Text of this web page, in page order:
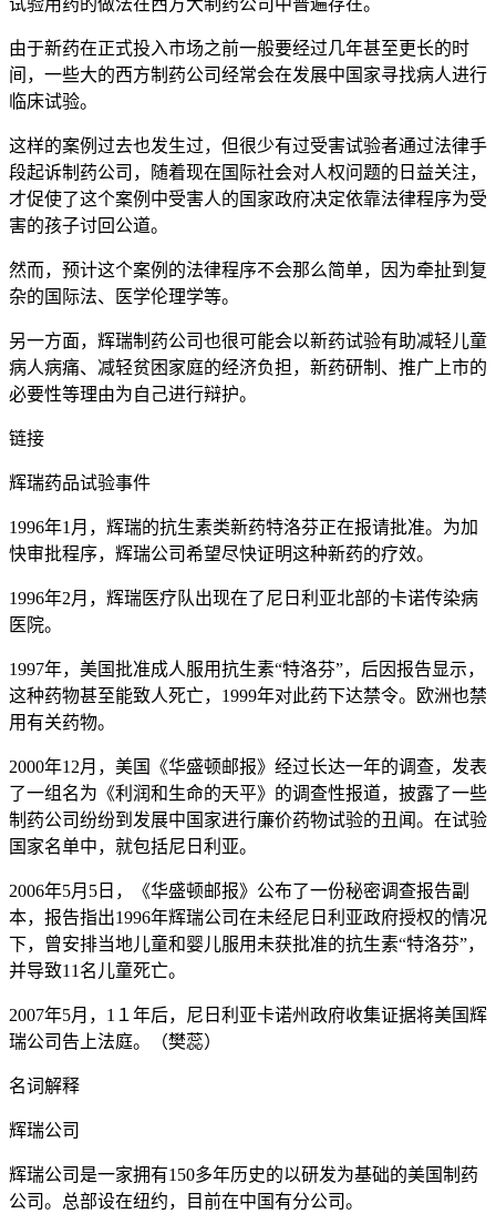
由于新药在正式投入市场之前一般要经过几年甚至更长的时
间，一些大的西方制药公司经常会在发展中国家寻找病人进行
临床试验。
这样的案例过去也发生过，但很少有过受害试验者通过法律手
段起诉制药公司，随着现在国际社会对人权问题的日益关注，
才促使了这个案例中受害人的国家政府决定依靠法律程序为受
害的孩子讨回公道。
然而，预计这个案例的法律程序不会那么简单，因为牵扯到复
杂的国际法、医学伦理学等。
另一方面，辉瑞制药公司也很可能会以新药试验有助减轻儿童
病人病痛、减轻贫困家庭的经济负担，新药研制、推广上市的
必要性等理由为自己进行辩护。
链接
辉瑞药品试验事件
1996年1月，辉瑞的抗生素类新药特洛芬正在报请批准。为加
快审批程序，辉瑞公司希望尽快证明这种新药的疗效。
1996年2月，辉瑞医疗队出现在了尼日利亚北部的卡诺传染病
医院。
1997年，美国批准成人服用抗生素“特洛芬”，后因报告显示，
这种药物甚至能致人死亡，1999年对此药下达禁令。欧洲也禁
用有关药物。
2000年12月，美国《华盛顿邮报》经过长达一年的调查，发表
了一组名为《利润和生命的天平》的调查性报道，披露了一些
制药公司纷纷到发展中国家进行廉价药物试验的丑闻。在试验
国家名单中，就包括尼日利亚。
2006年5月5日，《华盛顿邮报》公布了一份秘密调查报告副
本，报告指出1996年辉瑞公司在未经尼日利亚政府授权的情况
下，曾安排当地儿童和婴儿服用未获批准的抗生素“特洛芬”，
并导致11名儿童死亡。
2007年5月，1１年后，尼日利亚卡诺州政府收集证据将美国辉
瑞公司告上法庭。（樊蕊）
名词解释
辉瑞公司
辉瑞公司是一家拥有150多年历史的以研发为基础的美国制药
公司。总部设在纽约，目前在中国有分公司。